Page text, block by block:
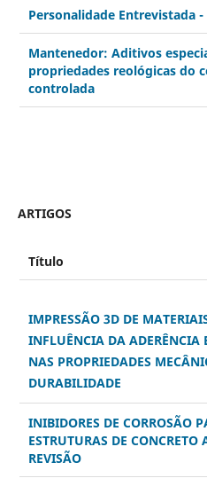
Personalidade Entrevistada
Mantenedor: Aditivos
propriedades reológicas do
controlada
ARTIGOS
Título
IMPRESSÃO 3D DE
INFLUÊNCIA DA ADERÊNCIA
NAS PROPRIEDADES
DURABILIDADE
INIBIDORES DE CORROSÃO
ESTRUTURAS DE
REVISÃO